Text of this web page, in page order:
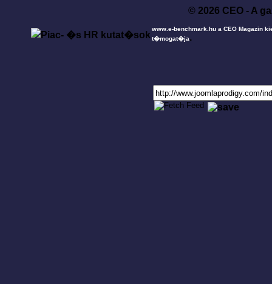
© 2026 CEO - A
www.e-benchmark.hu a CEO Magazin
t�mogat�ja.